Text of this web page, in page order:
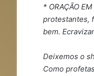
* ORAÇÃO
protestantes,
bem.
Deixemos o
Como